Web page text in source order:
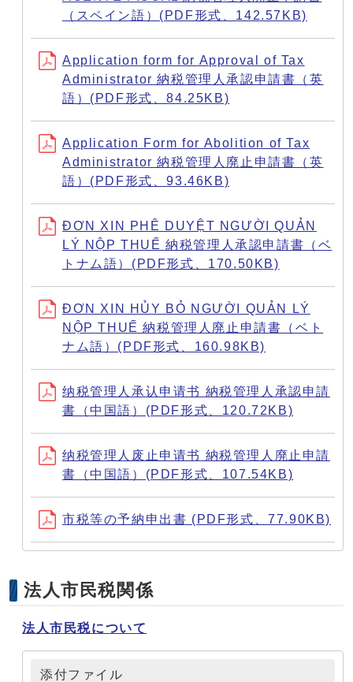
（スペイン語）(PDF形式、142.57KB)
Application form for Approval of Tax
Administrator 納税管理人承認申請書（英
語）(PDF形式、84.25KB)
Application Form for Abolition of Tax
Administrator 納税管理人廃止申請書（英
語）(PDF形式、93.46KB)
ĐƠN XIN PHÊ DUYỆT NGƯỜI QUẢN
LÝ NỘP THUẾ 納税管理人承認申請書（ベ
トナム語）(PDF形式、170.50KB)
ĐƠN XIN HỦY BỎ NGƯỜI QUẢN LÝ
NỘP THUẾ 納税管理人廃止申請書（ベト
ナム語）(PDF形式、160.98KB)
纳税管理人承认申请书 納税管理人承認申請
書（中国語）(PDF形式、120.72KB)
纳税管理人废止申请书 納税管理人廃止申請
書（中国語）(PDF形式、107.54KB)
市税等の予納申出書 (PDF形式、77.90KB)
法人市民税関係
法人市民税について
添付ファイル